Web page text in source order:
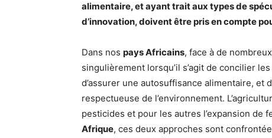
alimentaire, et ayant trait aux types de
d’innovation, doivent être pris en compte
Dans nos pays Africains, face à de
singulièrement lorsqu’il s’agit de concilier
d’assurer une autosuffisance alimentaire,
respectueuse de l’environnement.
pesticides et pour les autres l’expansion
Afrique, ces deux approches sont